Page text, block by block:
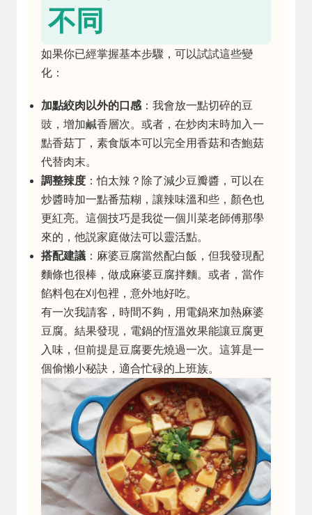
不同
如果你已經掌握基本步驟，可以試試這些變
化：
加點絞肉以外的口感 ：我會放一點切碎的豆
豉，增加鹹香層次。或者，在炒肉末時加入一
點香菇丁，素食版本可以完全用香菇和杏鮑菇
代替肉末。
調整辣度 ：怕太辣？除了減少豆瓣醬，可以在
炒醬時加一點番茄糊，讓辣味溫和些，顏色也
更紅亮。這個技巧是我從一個川菜老師傅那學
來的，他説家庭做法可以靈活點。
搭配建議 ：麻婆豆腐當然配白飯，但我發現配
麵條也很棒，做成麻婆豆腐拌麵。或者，當作
餡料包在刈包裡，意外地好吃。
有一次我請客，時間不夠，用電鍋來加熱麻婆
豆腐。結果發現，電鍋的恆溫效果能讓豆腐更
入味，但前提是豆腐要先燒過一次。這算是一
個偷懶小秘訣，適合忙碌的上班族。